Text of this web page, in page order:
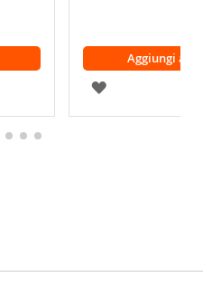
Aggiungi al
AGGIUNGI
ALLA